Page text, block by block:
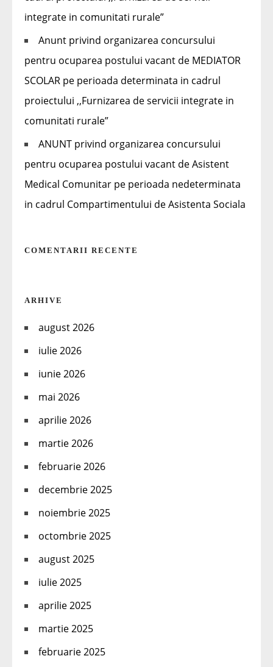
integrate in comunitati rurale”
Anunt privind organizarea concursului
pentru ocuparea postului vacant de MEDIATOR
SCOLAR pe perioada determinata in cadrul
proiectului ,,Furnizarea de servicii integrate in
comunitati rurale”
ANUNT privind organizarea concursului
pentru ocuparea postului vacant de Asistent
Medical Comunitar pe perioada nedeterminata
in cadrul Compartimentului de Asistenta Sociala
COMENTARII RECENTE
ARHIVE
august 2026
iulie 2026
iunie 2026
mai 2026
aprilie 2026
martie 2026
februarie 2026
decembrie 2025
noiembrie 2025
octombrie 2025
august 2025
iulie 2025
aprilie 2025
martie 2025
februarie 2025